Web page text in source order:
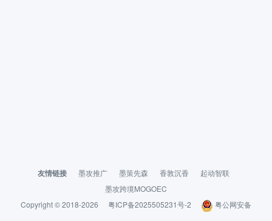
友情链接 墨攻推广 墨策先森 香敦沉香
起动智联
墨攻跨境MOGOEC
Copyright © 2018-2026
粤ICP备2025505231号-2 粤公网安备